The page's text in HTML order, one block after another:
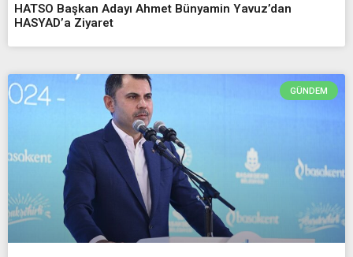
HATSO Başkan Adayı Ahmet Bünyamin Yavuz’dan
HASYAD’a Ziyaret
GÜNDEM